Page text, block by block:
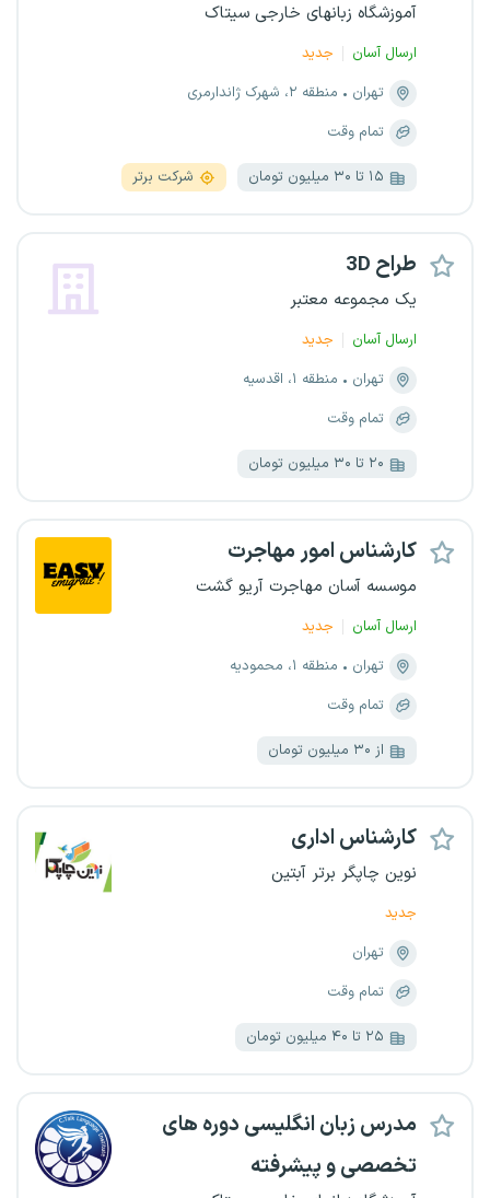
آموزشگاه زبانهای خارجی سیتاک
ارسال آسان
جدید
تهران
منطقه ۲، شهرک ژاندارمری
تمام وقت
۱۵ تا ۳۰ میلیون تومان شرکت برتر
طراح 3D
یک مجموعه معتبر
ارسال آسان
جدید
تهران
منطقه ۱، اقدسیه
تمام وقت
۲۰ تا ۳۰ میلیون تومان
کارشناس امور مهاجرت
موسسه آسان مهاجرت آریو گشت
ارسال آسان
جدید
تهران
منطقه ۱، محمودیه
تمام وقت
از ۳۰ میلیون تومان
کارشناس اداری
نوین چاپگر برتر آبتین
جدید
تهران
تمام وقت
۲۵ تا ۴۰ میلیون تومان
مدرس زبان انگلیسی دوره های
تخصصی و پیشرفته